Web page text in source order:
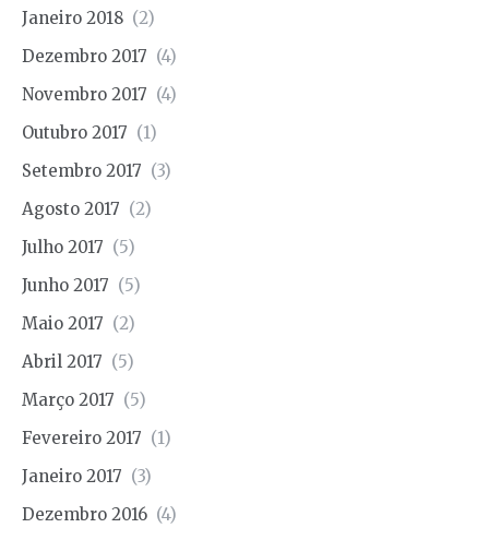
Janeiro 2018 (2)
Dezembro 2017 (4)
Novembro 2017 (4)
Outubro 2017 (1)
Setembro 2017 (3)
Agosto 2017 (2)
Julho 2017 (5)
Junho 2017 (5)
Maio 2017 (2)
Abril 2017 (5)
Março 2017 (5)
Fevereiro 2017 (1)
Janeiro 2017 (3)
Dezembro 2016 (4)